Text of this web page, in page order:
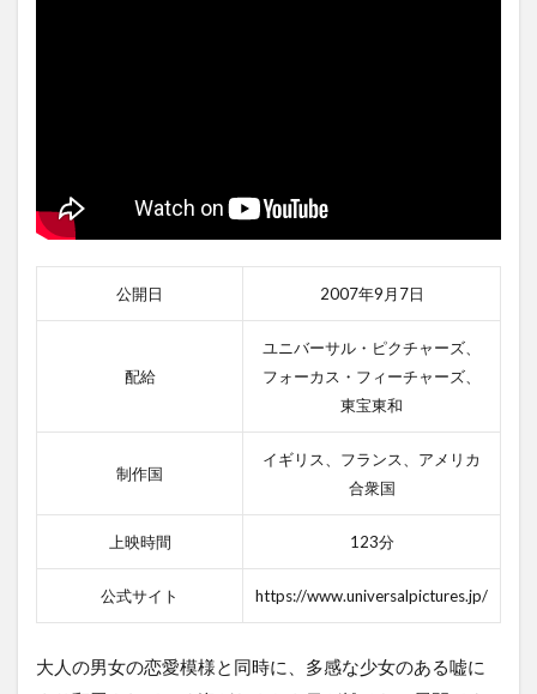
公開日 2007年9月7日
配給
ユニバーサル・ピクチャーズ、
フォーカス・フィーチャーズ、
東宝東和
制作国
イギリス、フランス、アメリカ
合衆国
上映時間 123分
公式サイト https://www.universalpictures.jp/
大人の男女の恋愛模様と同時に、多感な少女のある嘘に